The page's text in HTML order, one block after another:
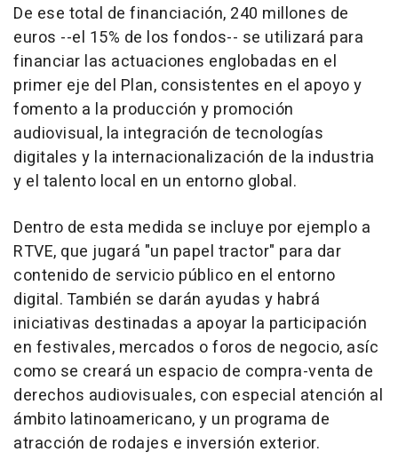
De ese total de financiación, 240 millones de
euros --el 15% de los fondos-- se utilizará para
financiar las actuaciones englobadas en el
primer eje del Plan, consistentes en el apoyo y
fomento a la producción y promoción
audiovisual, la integración de tecnologías
digitales y la internacionalización de la industria
y el talento local en un entorno global.
Dentro de esta medida se incluye por ejemplo a
RTVE, que jugará "un papel tractor" para dar
contenido de servicio público en el entorno
digital. También se darán ayudas y habrá
iniciativas destinadas a apoyar la participación
en festivales, mercados o foros de negocio, asíc
como se creará un espacio de compra-venta de
derechos audiovisuales, con especial atención al
ámbito latinoamericano, y un programa de
atracción de rodajes e inversión exterior.